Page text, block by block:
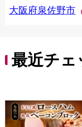
大阪府泉佐野市
最近チェ